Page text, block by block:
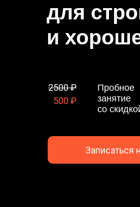
Записаться
Пробное
занятие
со
для
и
2500 ₽
500 ₽